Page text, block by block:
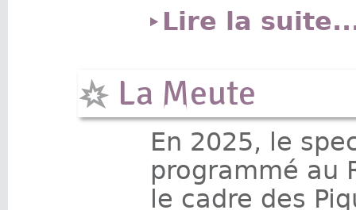
Lire la
La Meute
En 2025, le
programmé au
le cadre des